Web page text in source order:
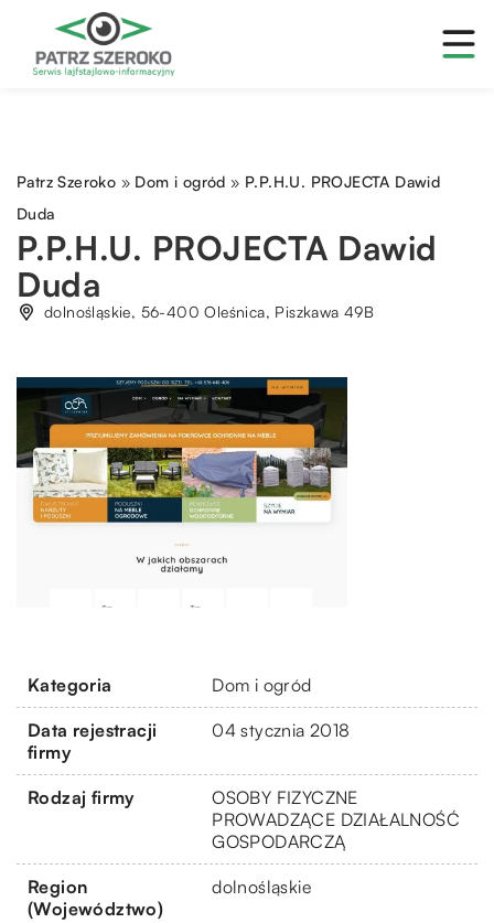
Patrz Szeroko » Dom i ogród » P.P.H.U. PROJECTA Dawid
Duda
P.P.H.U. PROJECTA Dawid
Duda
dolnośląskie, 56-400 Oleśnica, Piszkawa 49B
Kategoria Dom i ogród
Data rejestracji
firmy
04 stycznia 2018
Rodzaj firmy
OSOBY FIZYCZNE
PROWADZĄCE DZIAŁALNOŚĆ
GOSPODARCZĄ
Region
(Województwo)
dolnośląskie